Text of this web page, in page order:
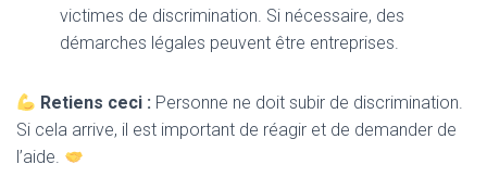
victimes de discrimination. Si nécessaire, des
démarches légales peuvent être entreprises.
Retiens ceci : Personne ne doit subir de discrimination.
Si cela arrive, il est important de réagir et de demander de
l’aide.